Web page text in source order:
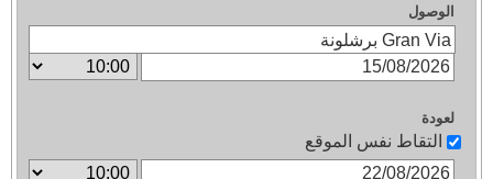
الوصول
لعودة
التقاط نفس الموقع